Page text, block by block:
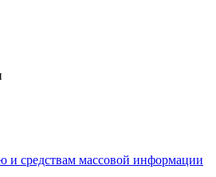
и средствам массовой информации